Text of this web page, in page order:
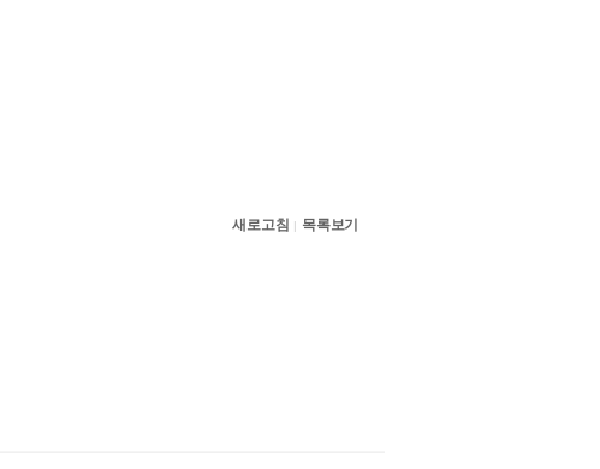
새로고침 | 목록보기